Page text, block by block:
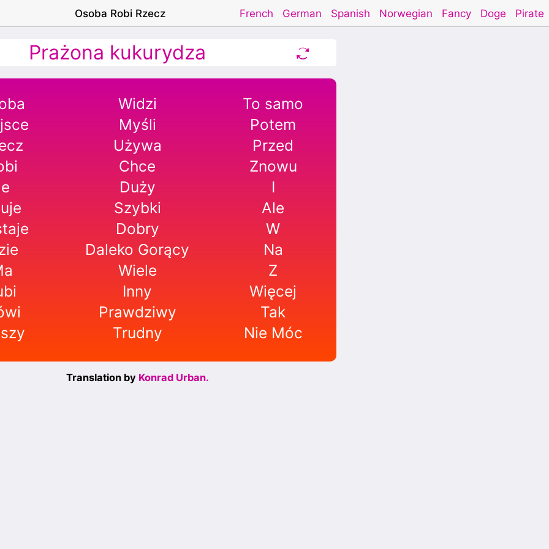
Osoba Robi Rzecz French German Spanish Norwegian Fancy Doge Pirate
Prażona kukurydza reload
Widzi
Myśli
Używa
Chce
Duży
Szybki
Dobry
Daleko Gorący
Wiele
Inny
Prawdziwy
Trudny
To samo
Potem
Przed
Znowu
I
Ale
W
Na
Z
Więcej
Tak
Nie Móc
Translation by Konrad Urban.